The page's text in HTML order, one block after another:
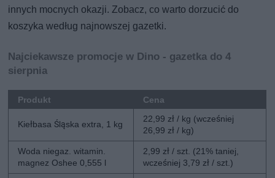
innych mocnych okazji. Zobacz, co warto dorzucić do
koszyka według najnowszej gazetki.
Najciekawsze promocje w Dino - gazetka do 4
sierpnia
Produkt Cena
Kiełbasa Śląska extra, 1 kg
22,99 zł / kg (wcześniej
26,99 zł / kg)
Woda niegaz. witamin.
magnez Oshee 0,555 l
2,99 zł / szt. (21% taniej,
wcześniej 3,79 zł / szt.)